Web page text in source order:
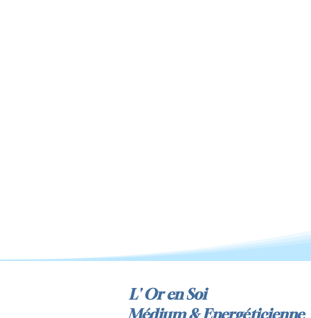
L' Or en Soi
Médium & Energéticienne